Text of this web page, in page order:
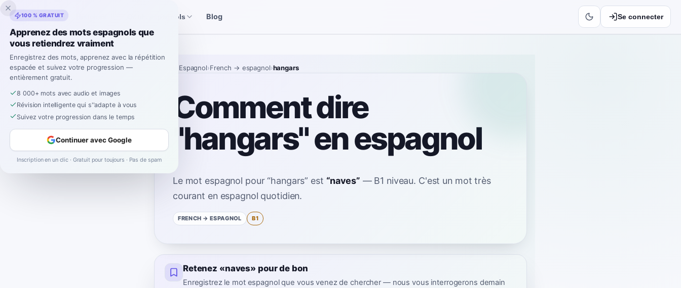
Inklingo Outils espagnols Blog Se connecter
Espagnol›French → espagnol›hangars
Comment dire
"hangars" en espagnol
Le mot espagnol pour“hangars” est “naves” — B1 niveau. C'est un mot très
courant en espagnol quotidien.
FRENCH → ESPAGNOL B1
Retenez «naves» pour de bon
Enregistrez le mot espagnol que vous venez de chercher — nous vous interrogerons demain
100 % GRATUIT
Apprenez des mots espagnols que
vous retiendrez vraiment
Enregistrez des mots, apprenez avec la répétition
espacée et suivez votre progression —
entièrement gratuit.
8 000+ mots avec audio et images
Révision intelligente qui s''adapte à vous
Suivez votre progression dans le temps
Continuer avec Google
Inscription en un clic · Gratuit pour toujours · Pas de spam